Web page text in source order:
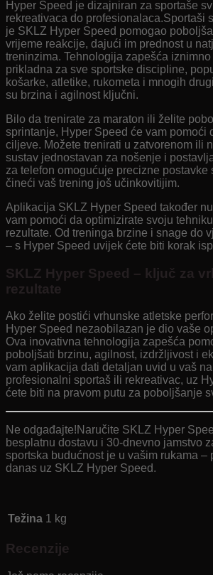
Hyper Speed ​​​​je dizajniran za sportaše
rekreativaca do profesionalaca.Sportaši
je SKLZ Hyper Speed ​​​​pomogao
vrijeme reakcije, dajući im prednost u
treninzima. Tehnologija zapešća
prikladna za sve sportske discipline,
košarke, atletike, rukometa i mnogih
su brzina i agilnost ključni.
Bilo da trenirate za maraton ili želite
sprintanje, Hyper Speed ​​​​će vam pomoći
ciljeve. Možete trenirati u zatvorenom ili
sustav jednostavan za nošenje i
za telefon omogućuje precizne postavke
čineći vaš trening još učinkovitijim.
Aplikacija SKLZ Hyper Speed ​​također
vam pomoći da optimizirate svoju
rezultate. Od treninga brzine i snage do
– s Hyper Speed ​​​​uvijek ćete biti korak
SKLZ Hyper Speed ​​​​– ključ za
rezultate
Ako želite postići vrhunske atletske
Hyper Speed ​​​​nezaobilazan je dio vaše
Ova inovativna tehnologija zapešća
poboljšati brzinu, agilnost, izdržljivost i
vam aplikacija dati detaljan uvid u vaš
profesionalni sportaš ili rekreativac, uz
ćete biti na pravom putu za poboljšanje
Ne odgađajte!Naručite SKLZ Hyper
besplatnu dostavu i 30-dnevno jamstvo
sportska budućnost je u vašim rukama –
danas uz SKLZ Hyper Speed.
Težina 1 kg
Recenzije